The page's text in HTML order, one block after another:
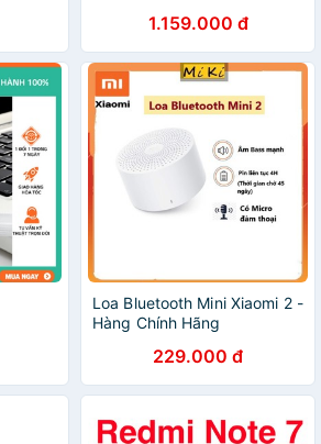
1.159.000 đ
Loa Bluetooth Mini Xiaomi 2 -
Hàng Chính Hãng
229.000 đ